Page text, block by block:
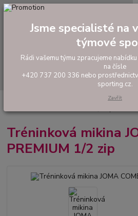
tel: +420 737 200 336
Tréninkové oblečení
mikina JOMA COMBI PREMIUM 1/2 zip
Tréninková mikina
PREMIUM 1/2 zip
Jsme specialisté na
týmové
Rádi vašemu týmu zpracujeme
na čísle
+420 737 200 336 nebo
sporting.cz.
Zavřít